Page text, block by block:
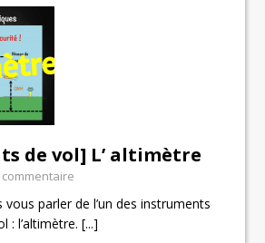
de vol] L’ altimètre
vous parler de l’un des instruments
: l’altimètre.[...]